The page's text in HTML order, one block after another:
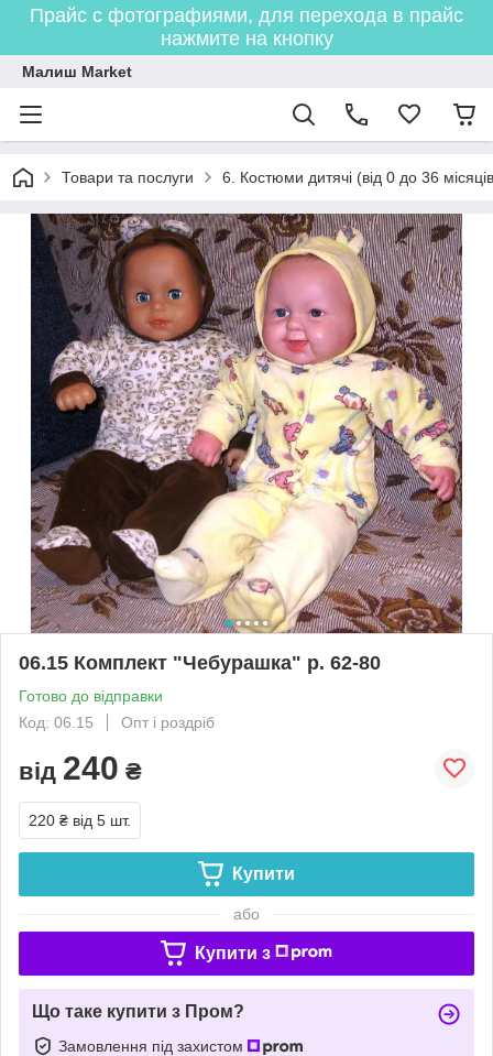
Прайс с фотографиями, для перехода в прайс
нажмите на кнопку
Малиш Market
Товари та послуги 6. Костюми дитячі (від 0 до 36
06.15 Комплект "Чебурашка" р. 62-80
Готово до відправки
Код: 06.15
Опт і роздріб
від 240 ₴
220 ₴ від 5 шт.
Купити
або
Купити з
Що таке купити з Пром?
Замовлення під захистом